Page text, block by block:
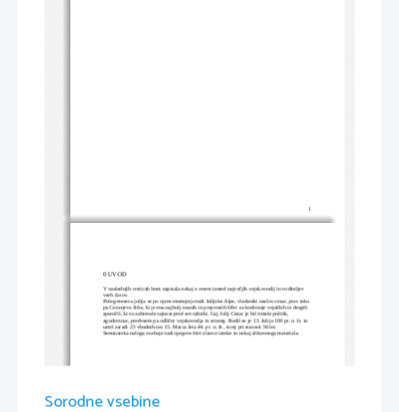
1
0 UVOD
V naslednjih vrsticah bom napisala nekaj o enem izmed največjih vojskovodij in voditeljev
vseh časov.
Poleg meseca julija se po njem imenujejo tudi Julijske Alpe, vladarski naslov cesar, prav tako
pa Cezarjeva šifra, ki je ena najbolj znanih in preprostih šifer za kodiranje vojaških in drugih
sporočil, ki so zahtevale tajnost pred sovražniki. Gaj Julij Cezar je bil rimski politik,
zgodovinar, predvsem pa odlični vojskovodja in strateg. Rodil se je 13. Julija 100 pr. n. št. in
umrl zaradi 23 vbodnih ran 15. Marca leta 44. pr. n. št., torej pri starosti 56 let.
Seminarska naloga vsebuje tudi njegove štiri slavne izreke in nekaj slikovnega materiala.
Sorodne vsebine